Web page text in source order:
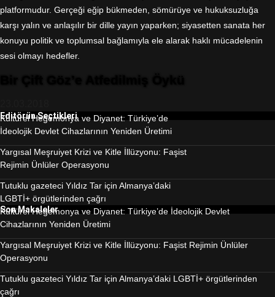
platformudur. Gerçeği eğip bükmeden, sömürüye ve hukuksuzluğa
karşı yalın ve anlaşılır bir dille yayın yaparken; siyasetten sanata her
konuyu politik ve toplumsal bağlamıyla ele alarak haklı mücadelenin
sesi olmayı hedefler.
Editörün Seçtikleri
Kültürel Hegemonya ve Diyanet: Türkiye’de
İdeolojik Devlet Cihazlarının Yeniden Üretimi
Yargısal Meşruiyet Krizi ve Kitle İllüzyonu: Faşist
Rejimin Ünlüler Operasyonu
Tutuklu gazeteci Yıldız Tar için Almanya’daki
LGBTİ+ örgütlerinden çağrı
Son Makaleler
Kültürel Hegemonya ve Diyanet: Türkiye’de İdeolojik Devlet
Cihazlarının Yeniden Üretimi
Yargısal Meşruiyet Krizi ve Kitle İllüzyonu: Faşist Rejimin Ünlüler
Operasyonu
Tutuklu gazeteci Yıldız Tar için Almanya’daki LGBTİ+ örgütlerinden
çağrı